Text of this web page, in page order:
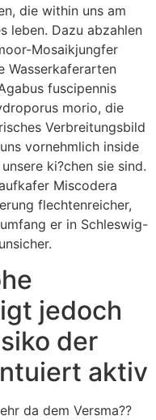
die within uns am
leben. Dazu abzahlen
Mosaikjungfer
Wasserkaferarten
fuscipennis
morio, die
Verbreitungsbild
vornehmlich inside
ki?chen sie sind.
Miscodera
flechtenreicher,
er in Schleswig-
jedoch
der
aktiv
da dem Versma??